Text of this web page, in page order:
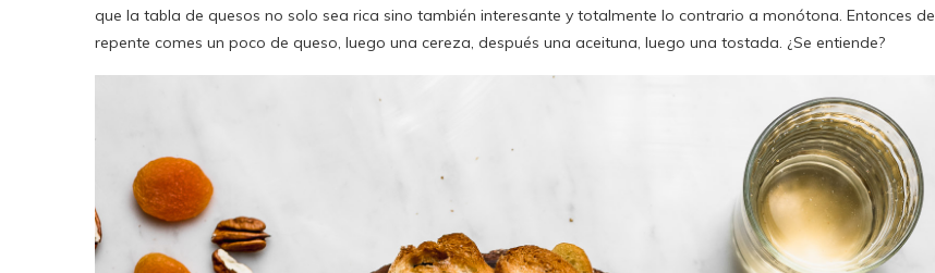
que la tabla de quesos no solo sea rica sino también interesante y totalmente lo contrario a monótona. Entonces de
repente comes un poco de queso, luego una cereza, después una aceituna, luego una tostada. ¿Se entiende?